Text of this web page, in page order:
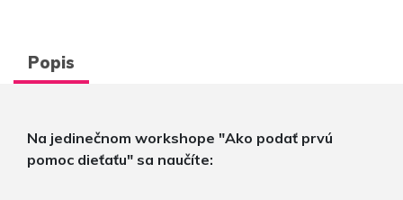
Popis
Na jedinečnom workshope "Ako podať prvú
pomoc dieťaťu" sa naučíte: